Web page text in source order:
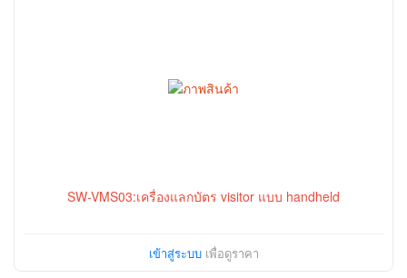
SW-VMS03:เครื่องแลกบัตร visitor แบบ handheld
เข้าสู่ระบบเพื่อดูราคา